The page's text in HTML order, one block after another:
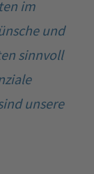
im
und
sinnvoll
unsere